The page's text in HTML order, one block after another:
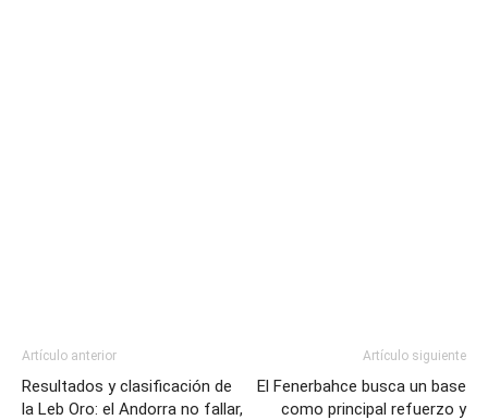
Artículo anterior
Resultados y clasificación de
la Leb Oro: el Andorra no fallar,
Artículo siguiente
El Fenerbahce busca un base
como principal refuerzo y